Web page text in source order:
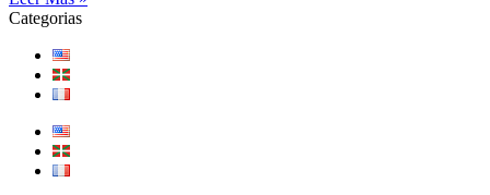
Categorias